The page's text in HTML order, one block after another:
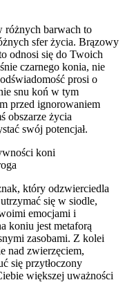
różnych barwach to
sfer życia. Brązowy
odnosi się do Twoich
czarnego konia, nie
prosi o
snu koń w tym
przed ignorowaniem
obszarze życia
swój potencjał.
koni
który odzwierciedla
się w siodle,
emocjami i
koniu jest metaforą
zasobami. Z kolei
nad zwierzęciem,
się przytłoczony
większej uważności